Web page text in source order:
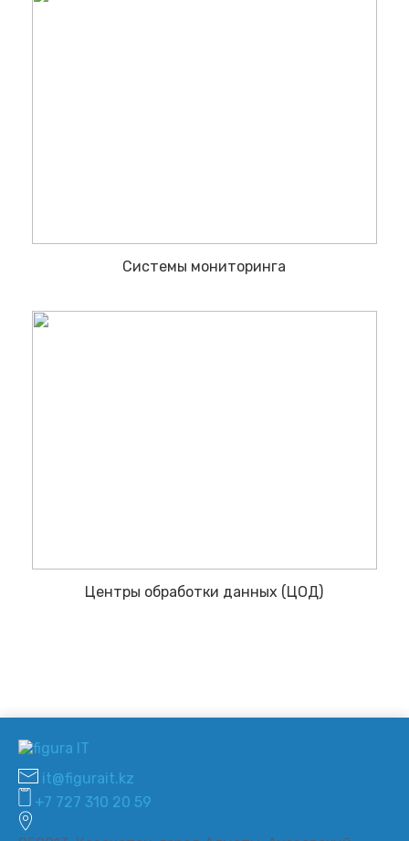
Системы мониторинга
Центры обработки данных (ЦОД)
it@figurait.kz
+7 727 310 20 59